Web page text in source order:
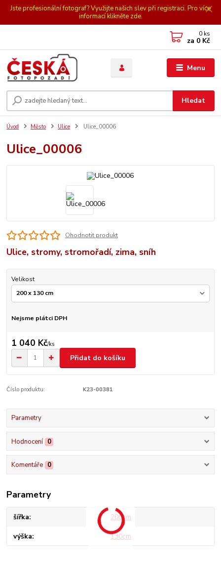
Jste profesionální fotograf? Využijte našich slev při registraci. Pro více
informací klikněte zde.
Menu
Hledat
0 ks
za 0 Kč
Úvod Město Ulice Ulice_00006
Ulice_00006
Ohodnotit produkt
Ulice, stromy, stromořadí, zima, sníh
Velikost
Nejsme plátci DPH
1 040 Kč/ks
Přidat do košíku
Číslo produktu: K23-00381
Parametry
Hodnocení 0
Komentáře 0
Parametry
šířka 200cm
výška 130cm